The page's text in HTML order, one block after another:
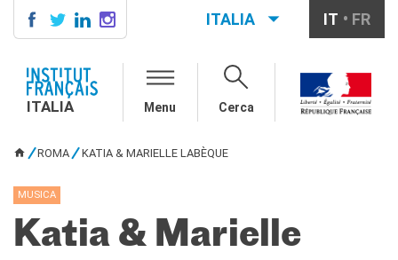
SCUOLA & UNIVERSITÀ
IL PALAZZO FARNESE
ITALIA IT FR
ITALIA Menu Cerca
ROMA KATIA & MARIELLE LABÈQUE
MUSICA
Katia & Marielle